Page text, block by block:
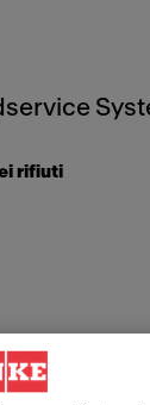
rifiuti